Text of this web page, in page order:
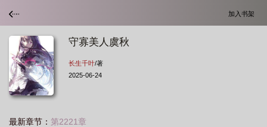
加入书架
守寡美人虞秋
长生千叶/著
2025-06-24
最新章节： 第2221章